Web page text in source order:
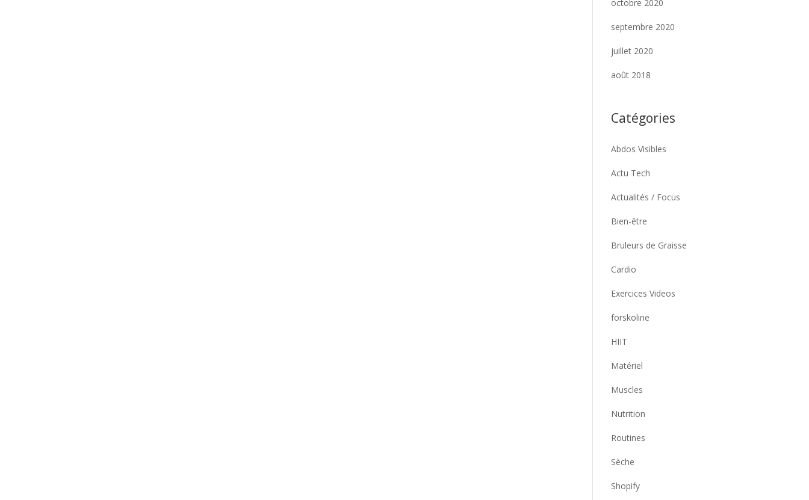
octobre 2020
septembre 2020
juillet 2020
août 2018
Catégories
Abdos Visibles
Actu Tech
Actualités / Focus
Bien-être
Bruleurs de Graisse
Cardio
Exercices Videos
forskoline
HIIT
Matériel
Muscles
Nutrition
Routines
Sèche
Shopify